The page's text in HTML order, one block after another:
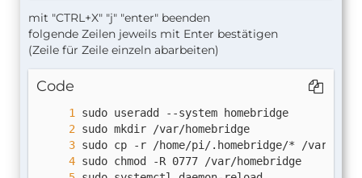
mit "CTRL+X" "j" "enter" beenden
folgende Zeilen jeweils mit Enter bestätigen
(Zeile für Zeile einzeln abarbeiten)
Code